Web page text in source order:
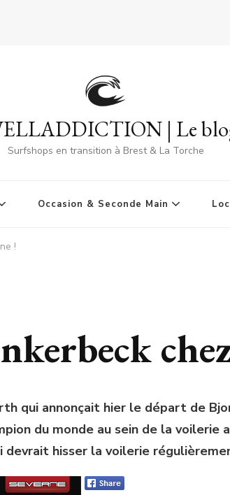
| Le
Surfshops en transition à Brest & La Torche
Occasion & Seconde Main
!
qui annonçait hier le départ de
du monde au sein de la
devrait hisser la voilerie